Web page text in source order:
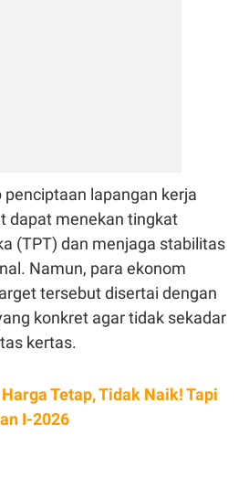
lapangan kerja
dapat menekan tingkat
(TPT) dan menjaga stabilitas
Namun, para ekonom
tersebut disertai dengan
konkret agar tidak sekadar
kertas.
Tetap, Tidak Naik! Tapi
I-2026